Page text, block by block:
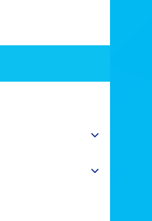
Toggle
menu
Toggle